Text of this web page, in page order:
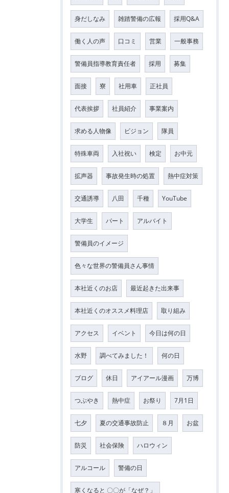
身だしなみ 雑踏警備の広報 採用Q&A
働く人の声 口コミ 営業 一般事務
警備員指導教育責任者 採用 募集
面接 寮 社用車 正社員
代表挨拶 社員紹介 事業案内
求める人物像 ビジョン 隊員
特殊車両 入社祝い 検定 お中元
拡声器 事故発生時の処置 熱中症対策
交通誘導 八田 千種 YouTube
大学生 パート アルバイト
警備員のイメージ
色々な世界の警備員さん事情
本社近くのお店 最近起きた出来事
本社近くのオススメ料理店 取り組み
アクセス イベント 今日は何の日
水野 調べてみました！ 何の日
ブログ 休日 アイアール漫画 万博
つぶやき 熱中症 お祭り 7月1日
七夕 夏の交通事故防止 ８月 お盆
防災 社会保険 ハロウィン
アルコール 警備の日
寒くなると 〇〇が「なぜ？」